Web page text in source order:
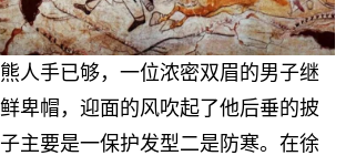
手已够，一位浓密双眉的男子继
卑帽，迎面的风吹起了他后垂的披
主要是一保护发型二是防寒。在徐